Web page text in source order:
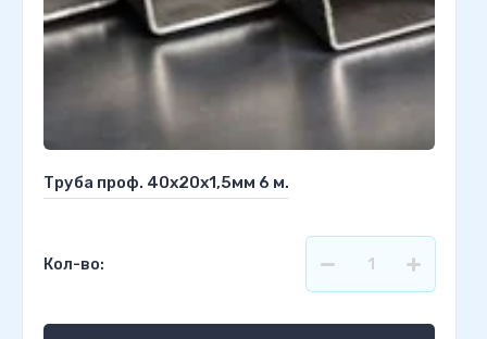
Труба проф. 40х20х1,5мм 6 м.
Кол-во: